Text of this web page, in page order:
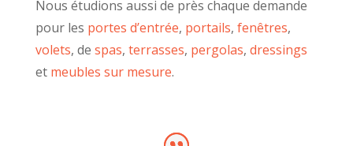
Nous étudions aussi de près chaque demande
pour les portes d’entrée, portails, fenêtres,
volets, de spas, terrasses, pergolas, dressings
et meubles sur mesure.